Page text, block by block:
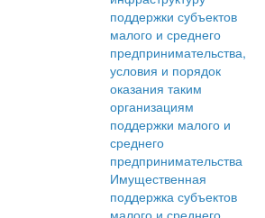
поддержки субъектов
малого и среднего
предпринимательства,
условия и порядок
оказания таким
организациям
поддержки малого и
среднего
предпринимательства
Имущественная
поддержка субъектов